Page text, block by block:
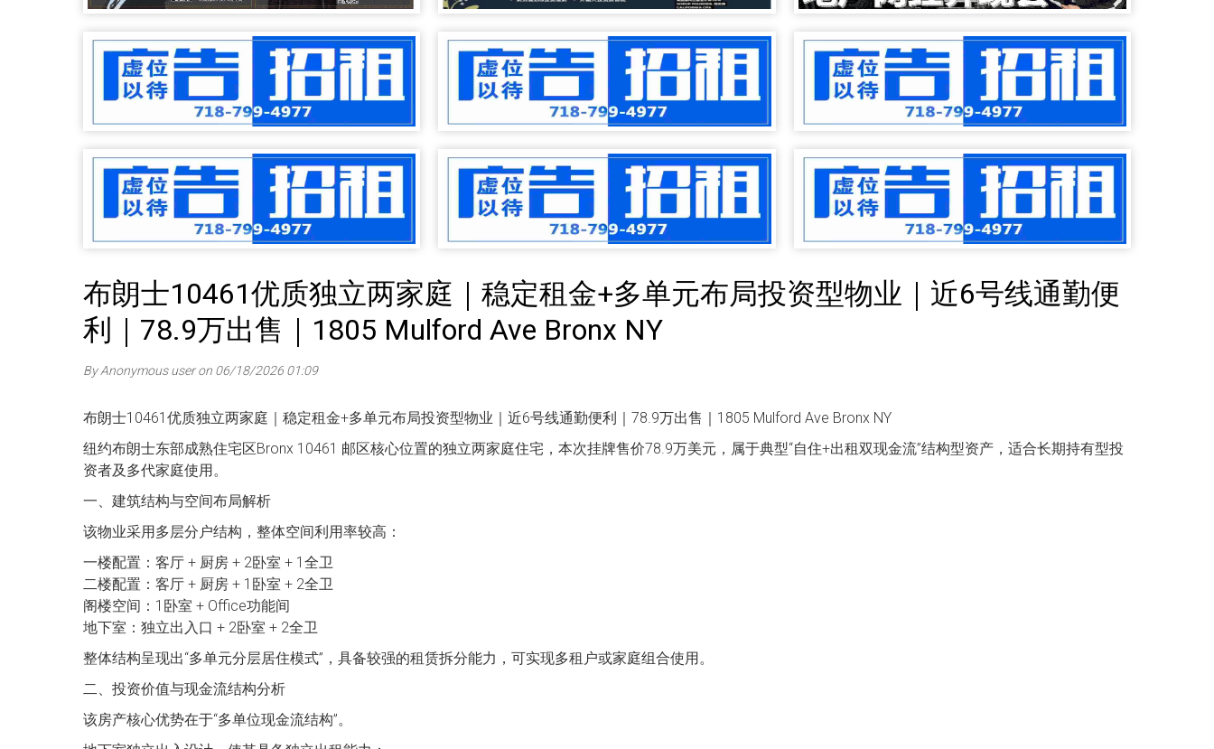
布朗士10461优质独立两家庭｜稳定租金+多单元布局投资型物业｜近6号线通勤便
利｜78.9万出售｜1805 Mulford Ave Bronx NY
By Anonymous user on 06/18/2026 01:09
布朗士10461优质独立两家庭｜稳定租金+多单元布局投资型物业｜近6号线通勤便利｜78.9万出售｜1805 Mulford Ave Bronx NY
纽约布朗士东部成熟住宅区Bronx 10461 邮区核心位置的独立两家庭住宅，本次挂牌售价78.9万美元，属于典型“自住+出租双现金流”结构型资产，适合长期持有型投
资者及多代家庭使用。
一、建筑结构与空间布局解析
该物业采用多层分户结构，整体空间利用率较高：
一楼配置：客厅 + 厨房 + 2卧室 + 1全卫
二楼配置：客厅 + 厨房 + 1卧室 + 2全卫
阁楼空间：1卧室 + Office功能间
地下室：独立出入口 + 2卧室 + 2全卫
整体结构呈现出“多单元分层居住模式”，具备较强的租赁拆分能力，可实现多租户或家庭组合使用。
二、投资价值与现金流结构分析
该房产核心优势在于“多单位现金流结构”。